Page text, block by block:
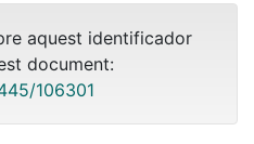
aquest identificador
document:
106301